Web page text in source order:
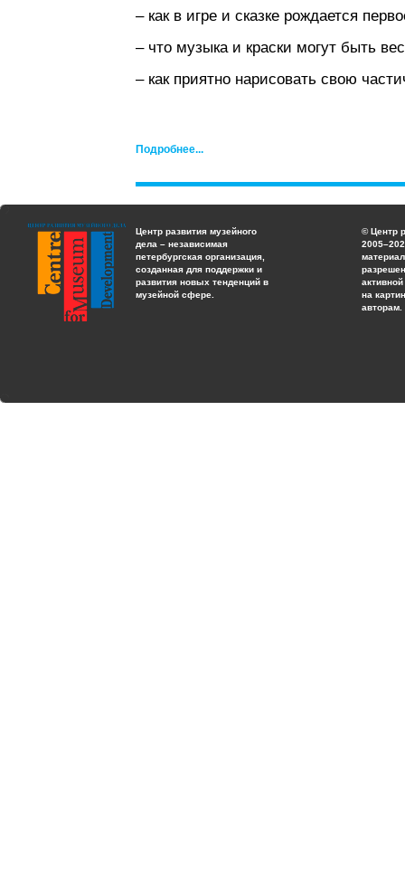
– как в игре и сказке рождается
– что музыка и краски могут быть
– как приятно нарисовать свою
Подробнее...
Центр развития музейного
дела – независимая
петербургская организация,
созданная для поддержки и
развития новых тенденций в
музейной сфере.
© Центр
на
авторам.